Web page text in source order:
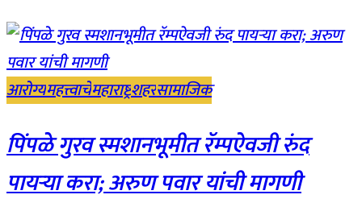
आरोग्यमहत्त्वाचेमहाराष्ट्रशहरसामाजिक
पिंपळे गुरव स्मशानभूमीत रॅम्पऐवजी रुंद
पायऱ्या करा; अरुण पवार यांची मागणी